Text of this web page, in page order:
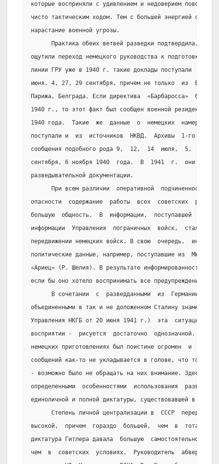
которые восприняли с удивлением и недоверием поворот
чисто тактическим ходом. Тем с большей энергией они
нарастание военной угрозы.
Практика обеих ветвей разведки подтвердила, что
ощутили переход немецкого руководства к подготовке
линии ГРУ уже в 1940 г. такие доклады поступали  20
июня, 4, 27, 29 сентября, причем не только  из
Парижа, Белграда. Если директива  «Барбаросса»  была
1940 г., то этот факт был сообщен военной
1940 года.  Такие  же  данные  о  немецких
поступали и  из  источников  НКВД.  Архивы  1-го
сообщения подобного рода 9,  12,  14  июля,  5,  9,
сентября, 6 ноября 1940  года.  В  1941  г.  они
разведывательной документации.
При всем различии  оперативной  подчиненности  с
опасности  содержание  работы  всех  советских
большую  общность.  В  информации,  поступавшей  от
информации  Управления  пограничных  войск,  стали
передвижении немецких войск. В свою  очередь,
политические данные, например, поступавшие из  МИД
«Ариец» (Р. Шелия). В результате информированность
если бы оно хотело воспринимать все предупреждения -
В сочетании  с  разведданными  из  Германии
объединенными в так и не доложенном Сталину
Управления НКГБ от 20 июня 1941 г.)  эта  ситуация  -
восприятии -  рисуется  достаточно  однозначной.
немецких приготовлениях был поистине огромен  и  при
сообщений как-то не укладывается в голове, что
- возможно было не обращать на них внимание. Здесь,
определенными  особенностями  использования
единоличной и полной диктатуры, существовавшей в СССР
Степень личной централизации в  СССР  перед
высокой,  причем  гораздо  большей,  чем  в
диктатура Гитлера давала  большую  самостоятельность
чем  в  советских  условиях.  Руководитель  абвера